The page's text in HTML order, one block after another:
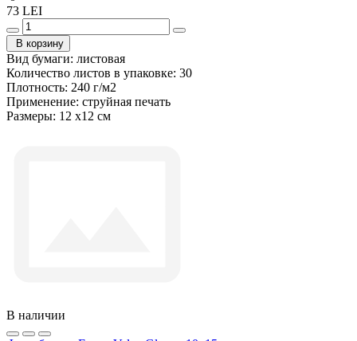
73 LEI
В корзину
Вид бумаги: листовая
Количество листов в упаковке: 30
Плотность: 240 г/м2
Применение: струйная печать
Размеры: 12 x12 см
В наличии